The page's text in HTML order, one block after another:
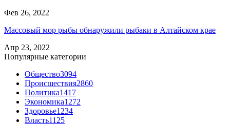
Фев 26, 2022
Массовый мор рыбы обнаружили рыбаки в Алтайском крае
Апр 23, 2022
Популярные категории
Общество3094
Происшествия2860
Политика1417
Экономика1272
Здоровье1234
Власть1125